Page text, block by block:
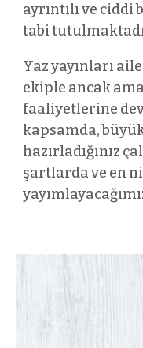
ayrıntılı ve
tabi
Yaz yayınları
ekiple ancak
faaliyetlerine
kapsamda,
hazırladığınız
şartlarda ve en